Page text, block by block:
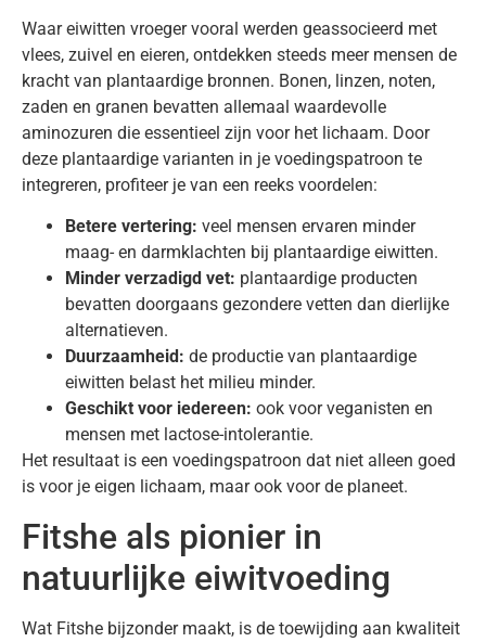
Waar eiwitten vroeger vooral werden geassocieerd met
vlees, zuivel en eieren, ontdekken steeds meer mensen de
kracht van plantaardige bronnen. Bonen, linzen, noten,
zaden en granen bevatten allemaal waardevolle
aminozuren die essentieel zijn voor het lichaam. Door
deze plantaardige varianten in je voedingspatroon te
integreren, profiteer je van een reeks voordelen:
Betere vertering: veel mensen ervaren minder
maag- en darmklachten bij plantaardige eiwitten.
Minder verzadigd vet: plantaardige producten
bevatten doorgaans gezondere vetten dan dierlijke
alternatieven.
Duurzaamheid: de productie van plantaardige
eiwitten belast het milieu minder.
Geschikt voor iedereen: ook voor veganisten en
mensen met lactose-intolerantie.
Het resultaat is een voedingspatroon dat niet alleen goed
is voor je eigen lichaam, maar ook voor de planeet.
Fitshe als pionier in
natuurlijke eiwitvoeding
Wat Fitshe bijzonder maakt, is de toewijding aan kwaliteit